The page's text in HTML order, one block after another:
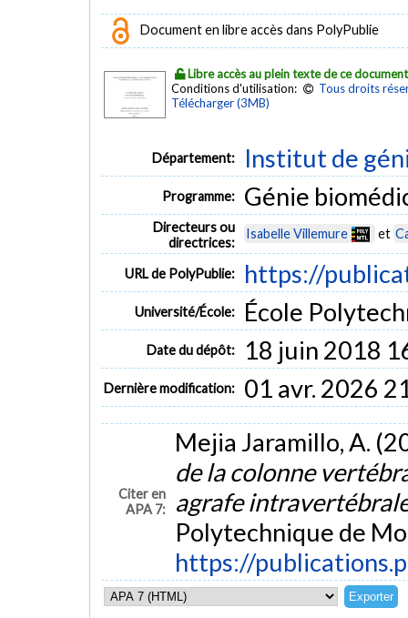
Document en libre accès dans PolyPublie
Libre accès au plein texte de ce document
Conditions d'utilisation:
Tous droits
Télécharger (3MB)
Département: Institut de
Programme: Génie
Directeurs ou
directrices:
Isabelle Villemure et
URL de PolyPublie: https://
Université/École: École
Date du dépôt: 18 juin 2018
Dernière modification: 01 avr. 2026
Citer en
APA 7:
Mejia Jaramillo, A.
de la colonne
agrafe
Polytechnique de
https://